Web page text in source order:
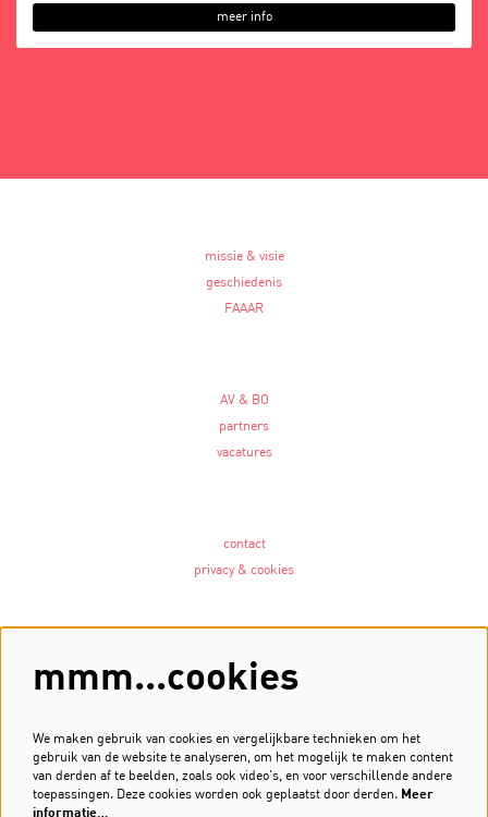
meer info
missie & visie
geschiedenis
FAAAR
AV & BO
partners
vacatures
contact
privacy & cookies
Meld je aan voor de nieuwsbrief
Inschrijven
mmm...cookies
We maken gebruik van cookies en vergelijkbare technieken om het
gebruik van de website te analyseren, om het mogelijk te maken content
van derden af te beelden, zoals ook video’s, en voor verschillende andere
toepassingen. Deze cookies worden ook geplaatst door derden. Meer
informatie…